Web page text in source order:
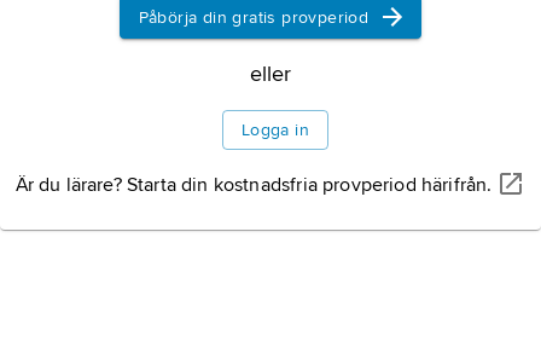
Information om artikeln
Påbörja din gratis provperiod
eller
Logga in
Är du lärare? Starta din kostnadsfria provperiod härifrån.